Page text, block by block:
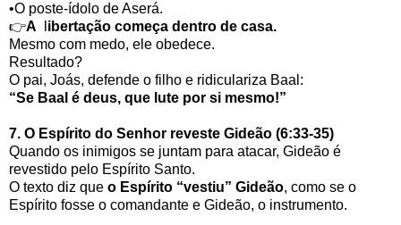
•O poste-ídolo de Aserá.
👉A
ibertação começa dentro de casa.
Mesmo com medo, ele obedece.
Resultado?
O pai, Joás, defende o filho e ridiculariza Baal:
“Se Baal é deus, que lute por si mesmo!”
7. O Espírito do Senhor reveste Gideão (6:33-35)
Quando os inimigos se juntam para atacar, Gideão é
revestido pelo Espírito Santo.
O texto diz que o Espírito “vestiu” Gideão, como se o
Espírito fosse o comandante e Gideão, o instrumento.